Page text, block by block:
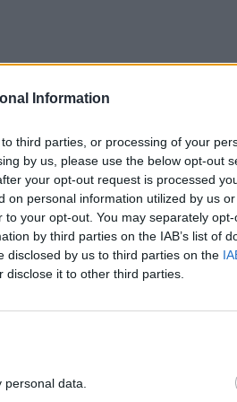
Information
third parties, or processing of your
by us, please use the below opt-out
your opt-out request is processed
on personal information utilized by us
your opt-out. You may separately
by third parties on the IAB’s list of
disclosed by us to third parties on the
disclose it to other third parties.
data.
1842-es milánói
Kolozsváron.
rendezésében
rendező már a társulat
színpadra állítani,